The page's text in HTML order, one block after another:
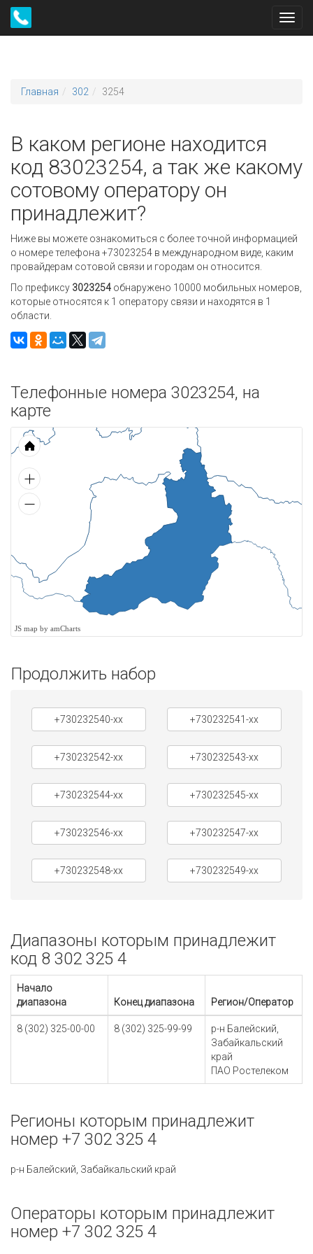
Главная 302 3254
В каком регионе находится
код 83023254, а так же какому
сотовому оператору он
принадлежит?
Ниже вы можете ознакомиться с более точной информацией
о номере телефона +73023254 в международном виде, каким
провайдерам сотовой связи и городам он относится.
По префиксу 3023254 обнаружено 10000 мобильных номеров,
которые относятся к 1 оператору связи и находятся в 1
области.
Телефонные номера 3023254, на
карте
JS map by amCharts
Продолжить набор
+730232540-xx +730232541-xx
+730232542-xx +730232543-xx
+730232544-xx +730232545-xx
+730232546-xx +730232547-xx
+730232548-xx +730232549-xx
Диапазоны которым принадлежит
код 8 302 325 4
Начало
диапазона
Конец диапазона Регион/Оператор
8 (302) 325-00-00 8 (302) 325-99-99
р-н Балейский,
Забайкальский
край
ПАО Ростелеком
Регионы которым принадлежит
номер +7 302 325 4
р-н Балейский, Забайкальский край
Операторы которым принадлежит
номер +7 302 325 4